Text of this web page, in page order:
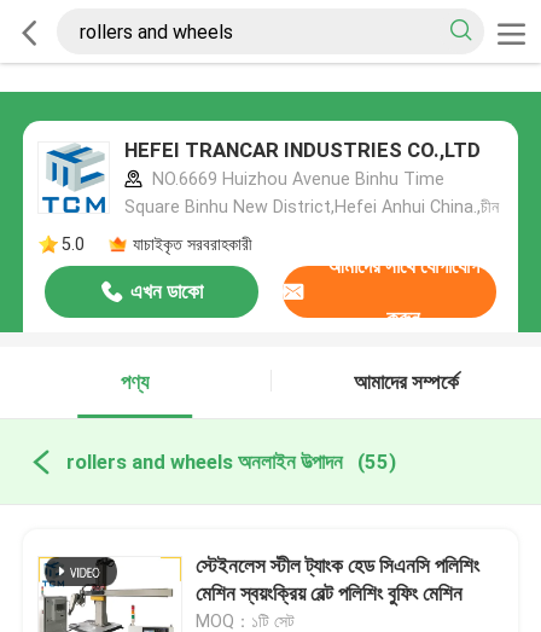
HEFEI TRANCAR INDUSTRIES CO.,LTD
NO.6669 Huizhou Avenue Binhu Time
Square Binhu New District,Hefei Anhui China.,চীন
5.0
যাচাইকৃত সরবরাহকারী
এখন ডাকো
আমাদের সাথে যোগাযোগ
করুন
পণ্য আমাদের সম্পর্কে
rollers and wheels অনলাইন উত্পাদন (55)
স্টেইনলেস স্টীল ট্যাংক হেড সিএনসি পলিশিং
মেশিন স্বয়ংক্রিয় বেল্ট পলিশিং বুফিং মেশিন
MOQ：১টি সেট